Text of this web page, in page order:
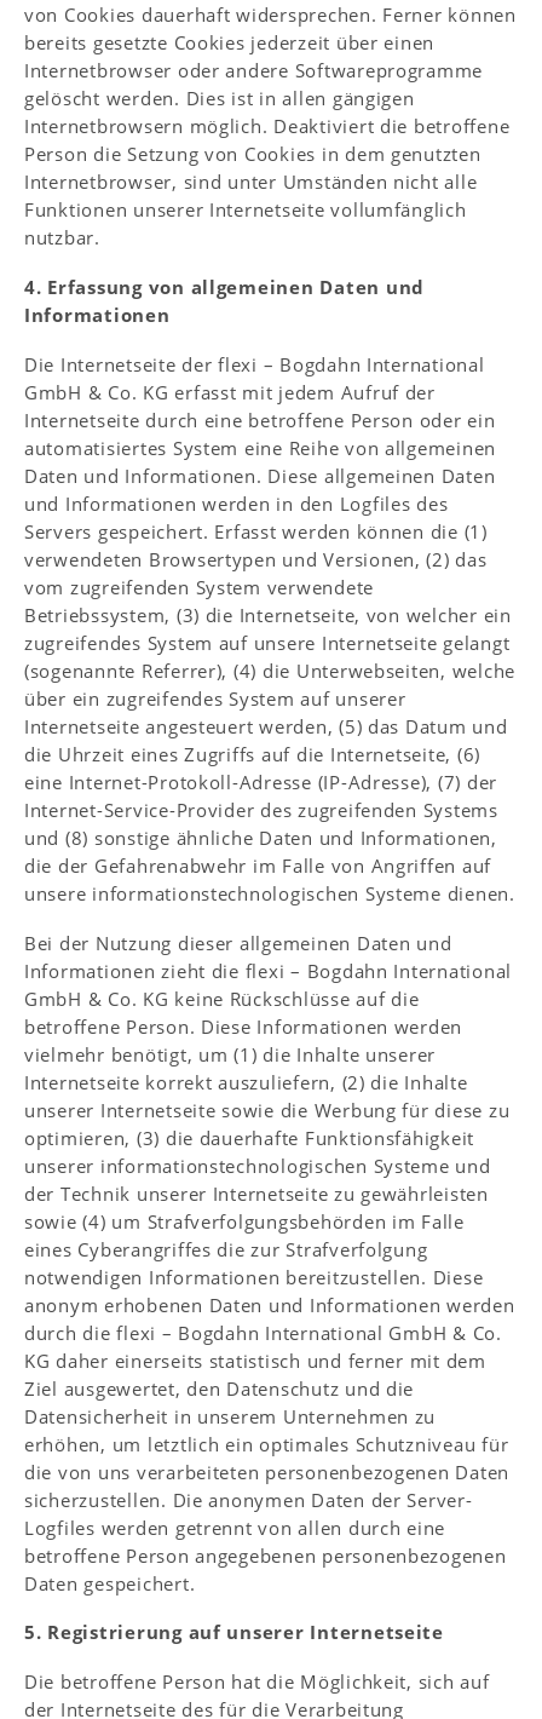
von Cookies dauerhaft widersprechen. Ferner können
bereits gesetzte Cookies jederzeit über einen
Internetbrowser oder andere Softwareprogramme
gelöscht werden. Dies ist in allen gängigen
Internetbrowsern möglich. Deaktiviert die betroffene
Person die Setzung von Cookies in dem genutzten
Internetbrowser, sind unter Umständen nicht alle
Funktionen unserer Internetseite vollumfänglich
nutzbar.
4. Erfassung von allgemeinen Daten und
Informationen
Die Internetseite der flexi – Bogdahn International
GmbH & Co. KG erfasst mit jedem Aufruf der
Internetseite durch eine betroffene Person oder ein
automatisiertes System eine Reihe von allgemeinen
Daten und Informationen. Diese allgemeinen Daten
und Informationen werden in den Logfiles des
Servers gespeichert. Erfasst werden können die (1)
verwendeten Browsertypen und Versionen, (2) das
vom zugreifenden System verwendete
Betriebssystem, (3) die Internetseite, von welcher ein
zugreifendes System auf unsere Internetseite gelangt
(sogenannte Referrer), (4) die Unterwebseiten, welche
über ein zugreifendes System auf unserer
Internetseite angesteuert werden, (5) das Datum und
die Uhrzeit eines Zugriffs auf die Internetseite, (6)
eine Internet-Protokoll-Adresse (IP-Adresse), (7) der
Internet-Service-Provider des zugreifenden Systems
und (8) sonstige ähnliche Daten und Informationen,
die der Gefahrenabwehr im Falle von Angriffen auf
unsere informationstechnologischen Systeme dienen.
Bei der Nutzung dieser allgemeinen Daten und
Informationen zieht die flexi – Bogdahn International
GmbH & Co. KG keine Rückschlüsse auf die
betroffene Person. Diese Informationen werden
vielmehr benötigt, um (1) die Inhalte unserer
Internetseite korrekt auszuliefern, (2) die Inhalte
unserer Internetseite sowie die Werbung für diese zu
optimieren, (3) die dauerhafte Funktionsfähigkeit
unserer informationstechnologischen Systeme und
der Technik unserer Internetseite zu gewährleisten
sowie (4) um Strafverfolgungsbehörden im Falle
eines Cyberangriffes die zur Strafverfolgung
notwendigen Informationen bereitzustellen. Diese
anonym erhobenen Daten und Informationen werden
durch die flexi – Bogdahn International GmbH & Co.
KG daher einerseits statistisch und ferner mit dem
Ziel ausgewertet, den Datenschutz und die
Datensicherheit in unserem Unternehmen zu
erhöhen, um letztlich ein optimales Schutzniveau für
die von uns verarbeiteten personenbezogenen Daten
sicherzustellen. Die anonymen Daten der Server-
Logfiles werden getrennt von allen durch eine
betroffene Person angegebenen personenbezogenen
Daten gespeichert.
5. Registrierung auf unserer Internetseite
Die betroffene Person hat die Möglichkeit, sich auf
der Internetseite des für die Verarbeitung